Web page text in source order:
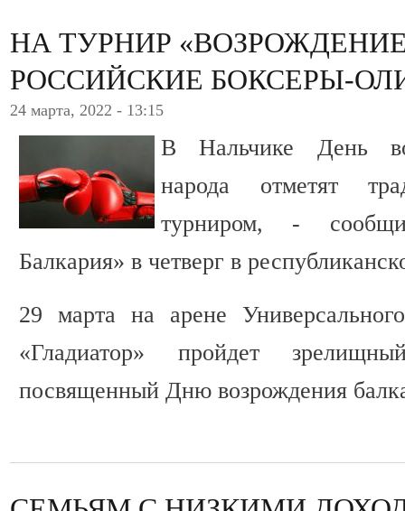
НА ТУРНИР
РОССИЙСКИЕ БОКСЕРЫ-
24 марта, 2022 - 13:15
В Нальчике День
народа отметят
турниром, -
Балкария» в четверг в
29 марта на арене
«Гладиатор» пройдет
посвященный Дню возрождения